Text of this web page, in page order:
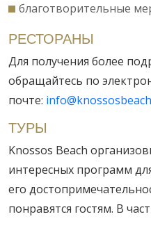
благотворительные
РЕСТОРАНЫ
Для получения более
обращайтесь по
почте:
ТУРЫ
Knossos Beach
интересных программ
его
понравятся гостям. В